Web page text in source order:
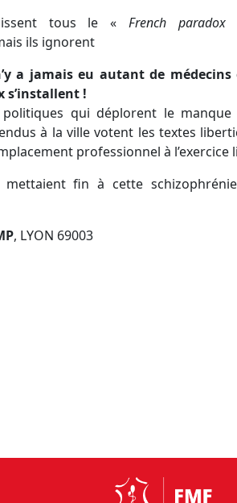
tous le « French paradox
ils ignorent
a jamais eu autant de médecins
s’installent !
qui déplorent le manque
à la ville votent les textes
professionnel à l’exercice
fin à cette
, LYON 69003